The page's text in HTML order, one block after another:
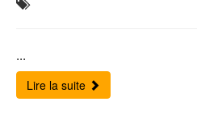
...
Lire la suite